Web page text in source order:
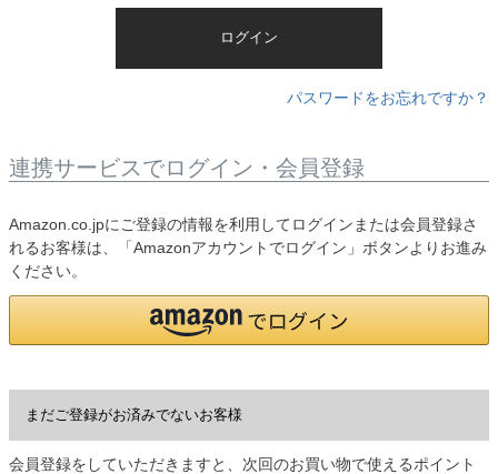
ログイン
パスワードをお忘れですか？
連携サービスでログイン・会員登録
Amazon.co.jpにご登録の情報を利用してログインまたは会員登録さ
れるお客様は、「Amazonアカウントでログイン」ボタンよりお進み
ください。
まだご登録がお済みでないお客様
会員登録をしていただきますと、次回のお買い物で使えるポイント